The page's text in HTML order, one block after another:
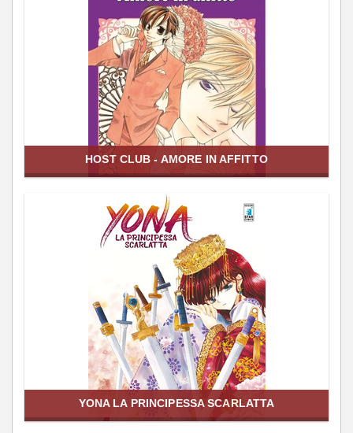
HOST CLUB - AMORE IN AFFITTO
YONA LA PRINCIPESSA SCARLATTA